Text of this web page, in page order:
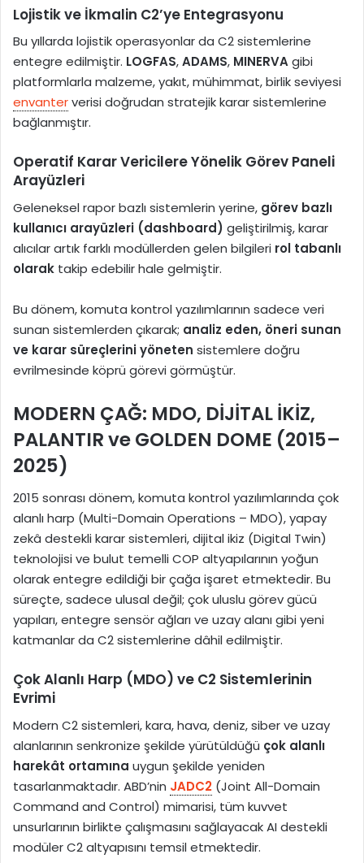
Lojistik ve İkmalin C2’ye Entegrasyonu
Bu yıllarda lojistik operasyonlar da C2 sistemlerine
entegre edilmiştir. LOGFAS,ADAMS, MINERVAgibi
platformlarla malzeme, yakıt, mühimmat, birlik seviyesi
envanterverisi doğrudan stratejik karar sistemlerine
bağlanmıştır.
Operatif Karar Vericilere Yönelik Görev Paneli
Arayüzleri
Geleneksel rapor bazlı sistemlerin yerine, görev bazlı
kullanıcı arayüzleri (dashboard) geliştirilmiş, karar
alıcılar artık farklı modüllerden gelen bilgileri rol tabanlı
olarak takip edebilir hale gelmiştir.
Bu dönem, komuta kontrol yazılımlarının sadece veri
sunan sistemlerden çıkarak; analiz eden, öneri sunan
ve karar süreçlerini yöneten sistemlere doğru
evrilmesinde köprü görevi görmüştür.
MODERN ÇAĞ: MDO, DİJİTAL İKİZ,
PALANTIR ve GOLDEN DOME (2015–
2025)
2015 sonrası dönem, komuta kontrol yazılımlarında çok
alanlı harp (Multi-Domain Operations – MDO), yapay
zekâ destekli karar sistemleri, dijital ikiz (Digital Twin)
teknolojisi ve bulut temelli COP altyapılarının yoğun
olarak entegre edildiği bir çağa işaret etmektedir. Bu
süreçte, sadece ulusal değil; çok uluslu görev gücü
yapıları, entegre sensör ağları ve uzay alanı gibi yeni
katmanlar da C2 sistemlerine dâhil edilmiştir.
Çok Alanlı Harp (MDO) ve C2 Sistemlerinin
Evrimi
Modern C2 sistemleri, kara, hava, deniz, siber ve uzay
alanlarının senkronize şekilde yürütüldüğü çok alanlı
harekât ortamına uygun şekilde yeniden
tasarlanmaktadır. ABD’nin JADC2 (Joint All-Domain
Command and Control) mimarisi, tüm kuvvet
unsurlarının birlikte çalışmasını sağlayacak AI destekli
modüler C2 altyapısını temsil etmektedir.